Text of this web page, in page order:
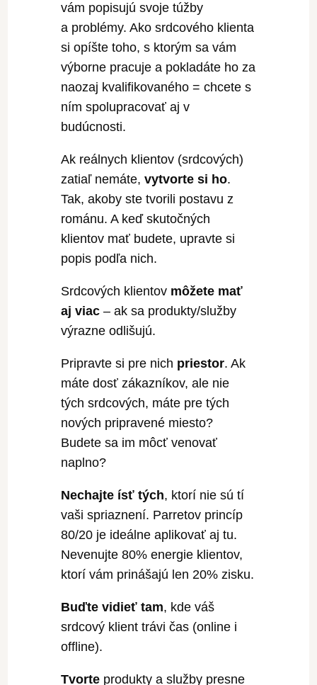
vám popisujú svoje túžby
a problémy. Ako srdcového klienta
si opíšte toho, s ktorým sa vám
výborne pracuje a pokladáte ho za
naozaj kvalifikovaného = chcete s
ním spolupracovať aj v
budúcnosti.
Ak reálnych klientov (srdcových)
zatiaľ nemáte,vytvorte si ho.
Tak, akoby ste tvorili postavu z
románu. A keď skutočných
klientov mať budete, upravte si
popis podľa nich.
Srdcových klientov môžete mať
aj viac – ak sa produkty/služby
výrazne odlišujú.
Pripravte si pre nich priestor. Ak
máte dosť zákazníkov, ale nie
tých srdcových, máte pre tých
nových pripravené miesto?
Budete sa im môcť venovať
naplno?
Nechajte ísť tých, ktorí nie sú tí
vaši spriaznení. Parretov princíp
80/20 je ideálne aplikovať aj tu.
Nevenujte 80% energie klientov,
ktorí vám prinášajú len 20% zisku.
Buďte vidieť tam, kde váš
srdcový klient trávi čas (online i
offline).
Tvorte produkty a služby presne